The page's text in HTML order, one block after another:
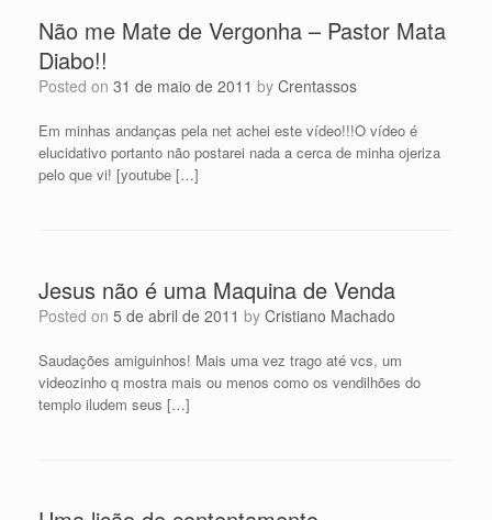
Não me Mate de Vergonha – Pastor Mata
Diabo!!
Posted on 31 de maio de 2011 by Crentassos
Em minhas andanças pela net achei este vídeo!!!O vídeo é
elucidativo portanto não postarei nada a cerca de minha ojeriza
pelo que vi! [youtube […]
Jesus não é uma Maquina de Venda
Posted on 5 de abril de 2011 by Cristiano Machado
Saudações amiguinhos! Mais uma vez trago até vcs, um
videozinho q mostra mais ou menos como os vendilhões do
templo iludem seus […]